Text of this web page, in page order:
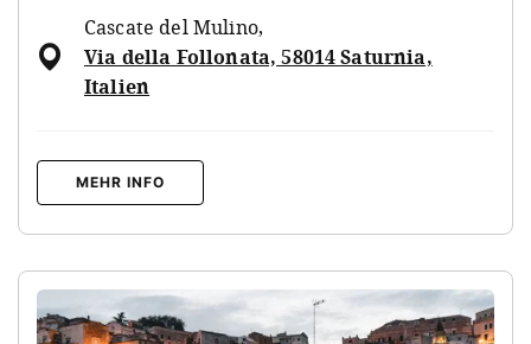
Cascate del Mulino,
Via della Follonata, 58014 Saturnia,
Italien
MEHR INFO